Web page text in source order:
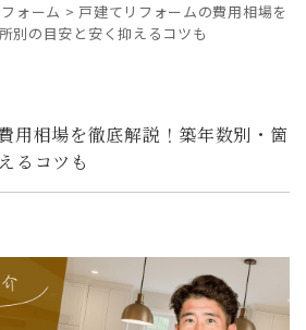
フォーム > 戸建てリフォームの費用相場を
別の目安と安く抑えるコツも
用相場を徹底解説！築年数別・箇
るコツも